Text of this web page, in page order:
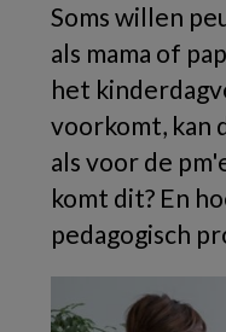
Soms willen
als mama of
het
voorkomt, kan
als voor de
komt dit? En
pedagogisch